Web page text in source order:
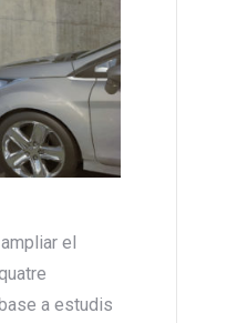
el
a estudis